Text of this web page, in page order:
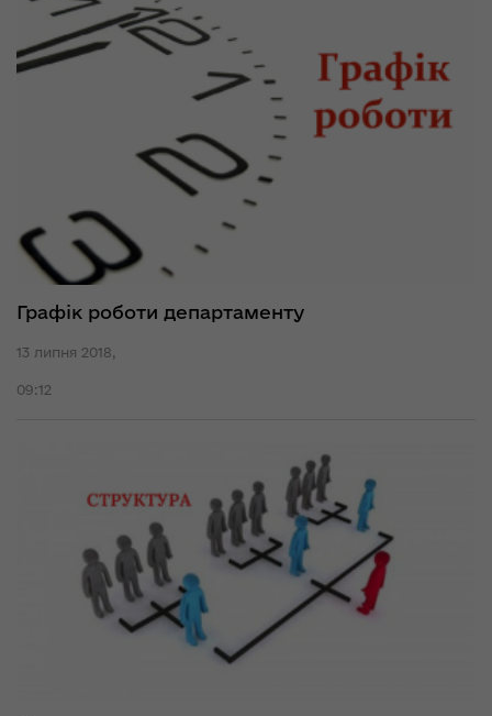
Графік роботи департаменту
13 липня 2018,
09:12